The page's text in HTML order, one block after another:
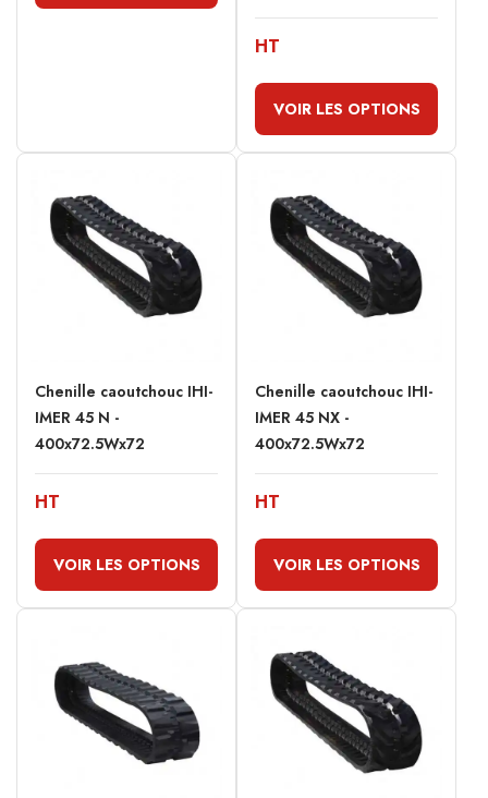
HT
VOIR LES OPTIONS
Chenille caoutchouc IHI-
IMER 45 N -
400x72.5Wx72
HT
VOIR LES OPTIONS
Chenille caoutchouc IHI-
IMER 45 NX -
400x72.5Wx72
HT
VOIR LES OPTIONS